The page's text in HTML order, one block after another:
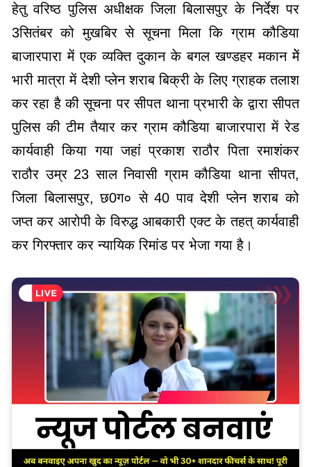
हेतु वरिष्ठ पुलिस अधीक्षक जिला बिलासपुर के निर्देश पर
3सितंबर को मुखबिर से सूचना मिला कि ग्राम कौडिया
बाजारपारा में एक व्यक्ति दुकान के बगल खण्डहर मकान मेें
भारी मात्रा में देशी प्लेन शराब बिक्री के लिए ग्राहक तलाश
कर रहा है की सूचना पर सीपत थाना प्रभारी के द्वारा सीपत
पुलिस की टीम तैयार कर ग्राम कौडिया बाजारपारा में रेड
कार्यवाही किया गया जहां प्रकाश राठौर पिता रमाशंकर
राठौर उम्र 23 साल निवासी ग्राम कौडिया थाना सीपत,
जिला बिलासपुर, छ0ग० से 40 पाव देशी प्लेन शराब को
जप्त कर आरोपी के विरुद्ध आबकारी एक्ट के तहत् कार्यवाही
कर गिरफ्तार कर न्यायिक रिमांड पर भेजा गया है।